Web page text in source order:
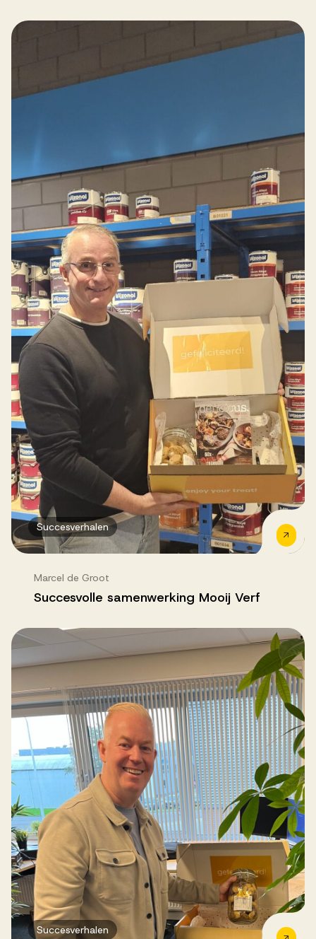
Succesverhalen
Marcel de Groot
Succesvolle samenwerking Mooij Verf
Succesverhalen